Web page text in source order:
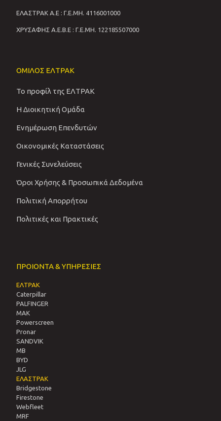
ΕΛΑΣΤΡΑΚ Α.Ε : Γ.Ε.ΜΗ. 4116001000
ΧΡΥΣΑΦΗΣ Α.Ε.Β.Ε : Γ.Ε.ΜΗ. 122185507000
ΟΜΙΛΟΣ ΕΛΤΡΑΚ
Το προφίλ της ΕΛΤΡΑΚ
Η Διοικητική Ομάδα
Ενημέρωση Επενδυτών
Οικονομικές Καταστάσεις
Γενικές Συνελεύσεις
Όροι Χρήσης & Προσωπικά Δεδομένα
Πολιτική Απορρήτου
Πολιτικές και Πρακτικές
ΠΡΟΙΟΝΤΑ & ΥΠΗΡΕΣΙΕΣ
ΕΛΤΡΑΚ
Caterpillar
PALFINGER
MAK
Powerscreen
Pronar
SANDVIΚ
MB
BYD
JLG
ΕΛΑΣΤΡΑΚ
Bridgestone
Firestone
Webfleet
MRF